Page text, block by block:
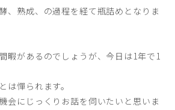
、熟成、の過程を経て瓶詰めとなりま
暇があるのでしょうが、今日は1年で1
は憚られます。
会にじっくりお話を伺いたいと思いま